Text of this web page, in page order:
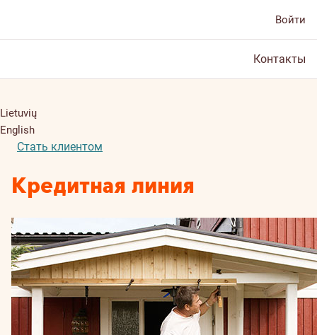
Войти
Контакты
Lietuvių
English
Стать клиентом
Кредитная линия